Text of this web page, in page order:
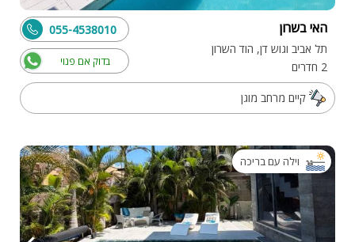
האי בשרון
תל אביב וגוש דן, הוד השרון
2 חדרים
בדוק אם פנוי
055-4538010
קיים מרחב מוגן
וילה עם בריכה